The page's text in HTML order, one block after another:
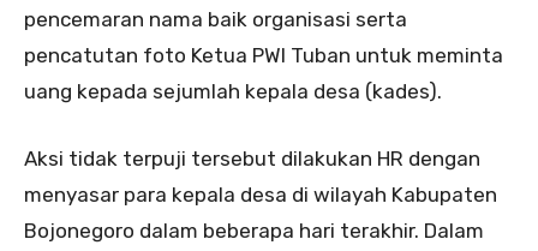
pencemaran nama baik organisasi serta
pencatutan foto Ketua PWI Tuban untuk meminta
uang kepada sejumlah kepala desa (kades).
Aksi tidak terpuji tersebut dilakukan HR dengan
menyasar para kepala desa di wilayah Kabupaten
Bojonegoro dalam beberapa hari terakhir. Dalam